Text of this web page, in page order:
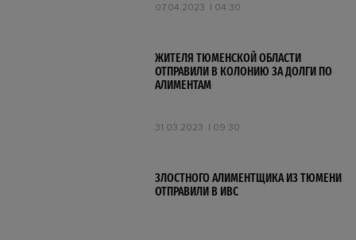
07.04.2023 04:30
ЖИТЕЛЯ ТЮМЕНСКОЙ ОБЛАСТИ
ОТПРАВИЛИ В КОЛОНИЮ ЗА ДОЛГИ ПО
АЛИМЕНТАМ
31.03.2023 09:30
ЗЛОСТНОГО АЛИМЕНТЩИКА ИЗ ТЮМЕНИ
ОТПРАВИЛИ В ИВС